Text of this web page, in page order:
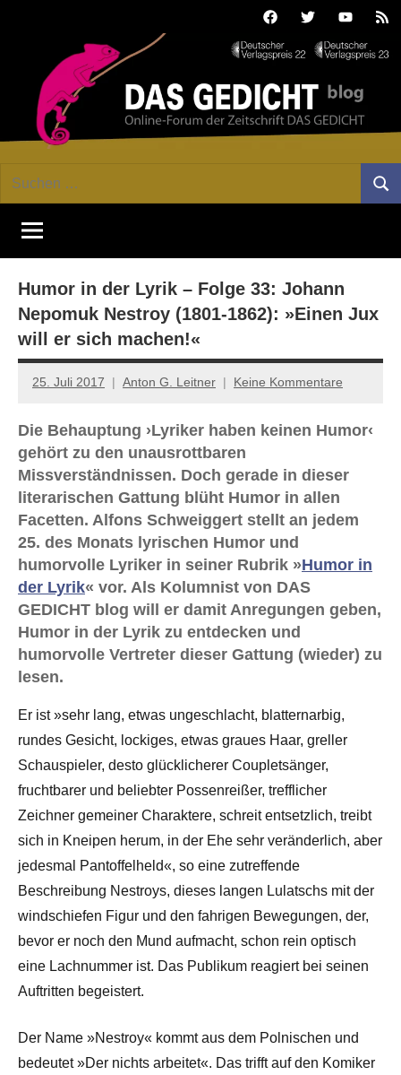
FacebookTwitterYoutube
GEDICHT
blog
Forum
von
DAS
Lyrik,
Essay
Suchen
Humor in der Lyrik – Folge 33: Johann
Nepomuk Nestroy (1801-1862): »Einen Jux
will er sich machen!«
25. Juli 2017 Anton G. Leitner Keine Kommentare
Die Behauptung ›Lyriker haben keinen Humor‹
gehört zu den unausrottbaren
Missverständnissen. Doch gerade in dieser
literarischen Gattung blüht Humor in allen
Facetten. Alfons Schweiggert stellt an jedem
25. des Monats lyrischen Humor und
humorvolle Lyriker in seiner Rubrik »Humor in
der Lyrik« vor. Als Kolumnist von DAS
GEDICHT blog will er damit Anregungen geben,
Humor in der Lyrik zu entdecken und
humorvolle Vertreter dieser Gattung (wieder) zu
lesen.
Er ist »sehr lang, etwas ungeschlacht, blatternarbig,
rundes Gesicht, lockiges, etwas graues Haar, greller
Schauspieler, desto glücklicherer Coupletsänger,
fruchtbarer und beliebter Possenreißer, trefflicher
Zeichner gemeiner Charaktere, schreit entsetzlich, treibt
sich in Kneipen herum, in der Ehe sehr veränderlich, aber
jedesmal Pantoffelheld«, so eine zutreffende
Beschreibung Nestroys, dieses langen Lulatschs mit der
windschiefen Figur und den fahrigen Bewegungen, der,
bevor er noch den Mund aufmacht, schon rein optisch
eine Lachnummer ist. Das Publikum reagiert bei seinen
Auftritten begeistert.
Der Name »Nestroy« kommt aus dem Polnischen und
bedeutet »Der nichts arbeitet«. Das trifft auf den Komiker